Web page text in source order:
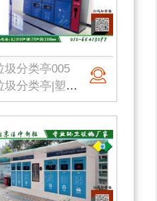
圾分类亭005
|塑料垃圾桶|户外垃圾站|公园垃圾桶|学校分类垃圾亭|北京垃圾桶厂家